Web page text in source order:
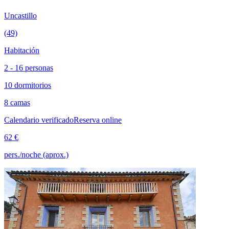
Uncastillo
(49)
Habitación
2 - 16 personas
10 dormitorios
8 camas
Calendario verificadoReserva online
62 €
pers./noche (aprox.)